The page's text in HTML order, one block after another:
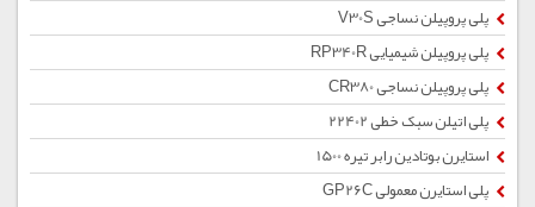
پلی پروپیلن نساجی V30S
پلی پروپیلن شیمیایی RP340R
پلی پروپیلن نساجی CR380
پلی اتیلن سبک خطی 22402
استایرن بوتادین رابر تیره 1500
پلی استایرن معمولی GP26C